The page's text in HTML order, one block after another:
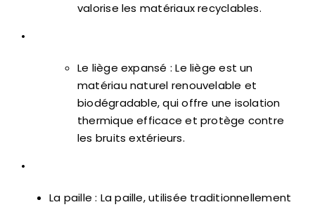
valorise les matériaux recyclables.
•
Le liège expansé : Le liège est un
matériau naturel renouvelable et
biodégradable, qui offre une isolation
thermique efficace et protège contre
les bruits extérieurs.
•
La paille : La paille, utilisée traditionnellement